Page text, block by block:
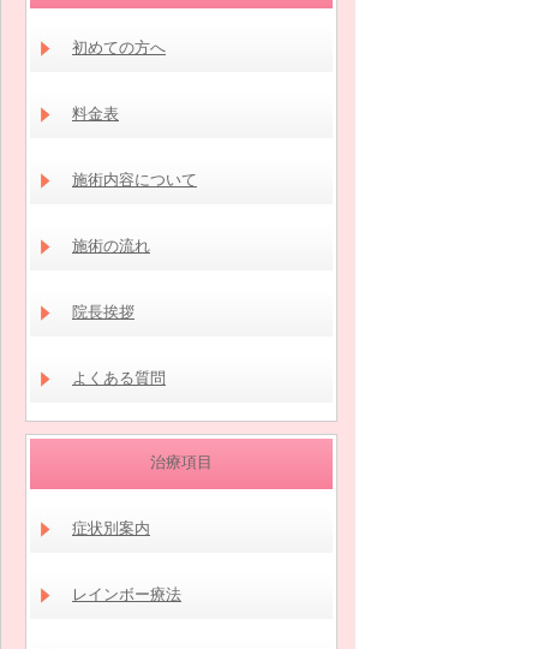
初めての方へ
料金表
施術内容について
施術の流れ
院長挨拶
よくある質問
治療項目
症状別案内
レインボー療法